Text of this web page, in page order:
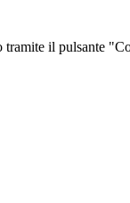
il pulsante